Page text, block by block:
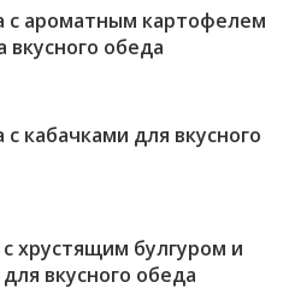
с ароматным картофелем
обеда
кабачками для вкусного
хрустящим булгуром и
вкусного обеда